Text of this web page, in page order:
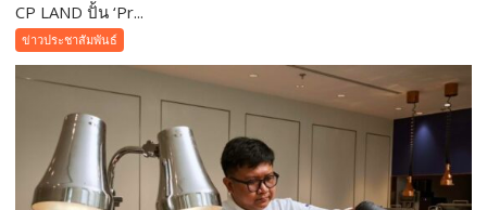
‘Pri-
Customer
Ecosystem
เชื่อม
CP LAND ปั้น ‘Pr...
ข่าวประชาสัมพันธ์